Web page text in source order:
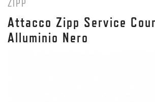
ZIPP
Attacco Zipp Service
Alluminio Nero